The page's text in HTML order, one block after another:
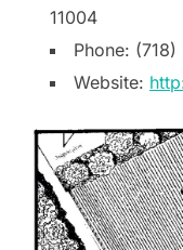
11004
Phone:
Website: